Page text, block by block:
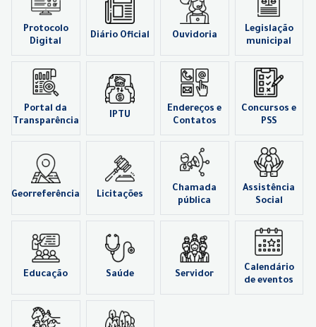
Protocolo
Digital
Diário Oficial Ouvidoria
Legislação
municipal
Portal da
Transparência
IPTU
Endereços e
Contatos
Concursos e
PSS
Georreferência Licitações
Chamada
pública
Assistência
Social
Educação Saúde Servidor
Calendário
de eventos